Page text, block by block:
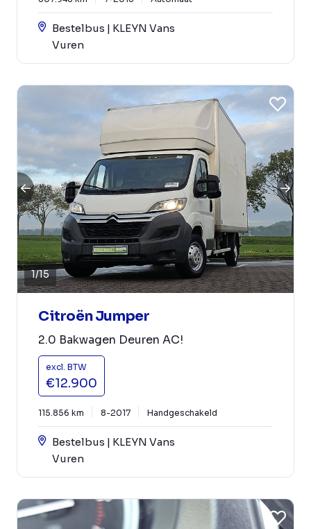
Bestelbus | KLEYN Vans
Vuren
1/15
Citroën Jumper
2.0 Bakwagen Deuren AC!
excl. BTW
€12.900
115.856 km 8-2017 Handgeschakeld
Bestelbus | KLEYN Vans
Vuren